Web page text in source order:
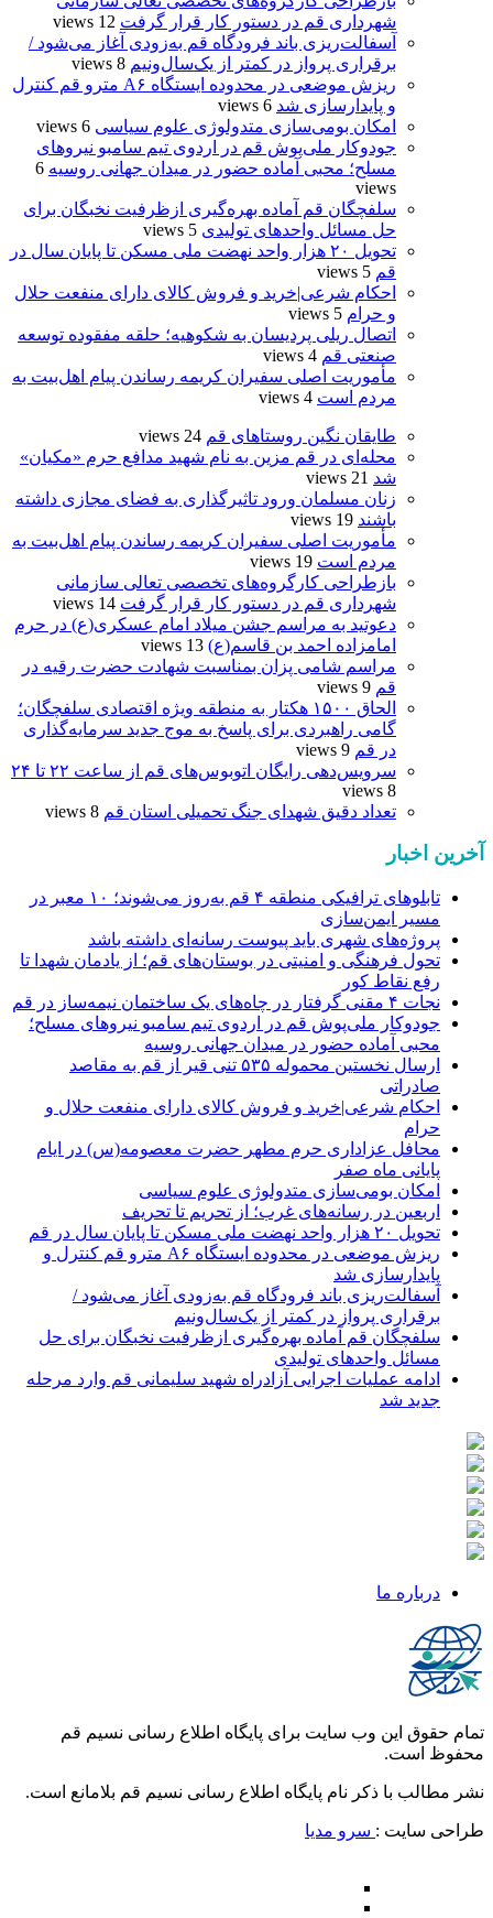
شهرداری قم در دستور کار قرار گرفت 12 views
آسفالت‌ریزی باند فرودگاه قم به‌زودی آغاز می‌شود /
برقراری پرواز در کمتر از یک‌سال‌ونیم 8 views
ریزش موضعی در محدوده ایستگاه A۶ مترو قم کنترل
و پایدارسازی شد 6 views
امکان بومی‌سازی متدولوژی علوم سیاسی 6 views
جودوکار ملی‌پوش قم در اردوی تیم سامبو نیروهای
مسلح؛ محبی آماده حضور در میدان جهانی روسیه 6
views
سلفچگان قم آماده بهره‌گیری ازظرفیت نخبگان برای
حل مسائل واحدهای تولیدی 5 views
تحویل ۲۰ هزار واحد نهضت ملی مسکن تا پایان سال در
قم 5 views
احکام شرعی|خرید و فروش کالای دارای منفعت حلال
و حرام 5 views
اتصال ریلی پردیسان به شکوهیه؛ حلقه مفقوده توسعه
صنعتی قم 4 views
مأموریت اصلی سفیران کریمه رساندن پیام اهل‌بیت به
مردم است 4 views
طایقان نگین روستاهای قم 24 views
محله‌ای در قم مزین به نام شهید مدافع حرم «مکیان»
شد 21 views
زنان مسلمان ورود تاثیرگذاری به فضای مجازی داشته
باشند 19 views
مأموریت اصلی سفیران کریمه رساندن پیام اهل‌بیت به
مردم است 19 views
بازطراحی کارگروه‌های تخصصی تعالی سازمانی
شهرداری قم در دستور کار قرار گرفت 14 views
دعوتید به مراسم جشن میلاد امام عسکری(ع) در حرم
امامزاده احمد بن قاسم(ع) 13 views
مراسم شامی پزان بمناسبت شهادت حضرت رقیه در
قم 9 views
الحاق ۱۵۰۰ هکتار به منطقه ویژه اقتصادی سلفچگان؛
گامی راهبردی برای پاسخ به موج جدید سرمایه‌گذاری
در قم 9 views
سرویس‌دهی رایگان اتوبوس‌های قم از ساعت ۲۲ تا ۲۴
8 views
تعداد دقیق شهدای جنگ تحمیلی استان قم 8 views
آخرین اخبار
تابلوهای ترافیکی منطقه ۴ قم به‌روز می‌شوند؛ ۱۰ معبر در
مسیر ایمن‌سازی
پروژه‌های شهری باید پیوست رسانه‌ای داشته باشد
تحول فرهنگی و امنیتی در بوستان‌های قم؛ از یادمان شهدا تا
رفع نقاط کور
نجات ۴ مقنی گرفتار در چاه‌های یک ساختمان نیمه‌ساز در قم
جودوکار ملی‌پوش قم در اردوی تیم سامبو نیروهای مسلح؛
محبی آماده حضور در میدان جهانی روسیه
ارسال نخستین محموله ۵۳۵ تنی قیر از قم به مقاصد
صادراتی
احکام شرعی|خرید و فروش کالای دارای منفعت حلال و
حرام
محافل عزاداری حرم مطهر حضرت معصومه(س) در ایام
پایانی ماه صفر
امکان بومی‌سازی متدولوژی علوم سیاسی
اربعین در رسانه‌های غرب؛ از تحریم تا تحریف
تحویل ۲۰ هزار واحد نهضت ملی مسکن تا پایان سال در قم
ریزش موضعی در محدوده ایستگاه A۶ مترو قم کنترل و
پایدارسازی شد
آسفالت‌ریزی باند فرودگاه قم به‌زودی آغاز می‌شود /
برقراری پرواز در کمتر از یک‌سال‌ونیم
سلفچگان قم آماده بهره‌گیری ازظرفیت نخبگان برای حل
مسائل واحدهای تولیدی
ادامه عملیات اجرایی آزادراه شهید سلیمانی قم وارد مرحله
جدید شد
درباره ما
تمام حقوق این وب سایت برای پایگاه اطلاع رسانی نسیم قم
محفوظ است.
نشر مطالب با ذکر نام پایگاه اطلاع رسانی نسیم قم بلامانع است.
طراحی سایت : سرو مدیا